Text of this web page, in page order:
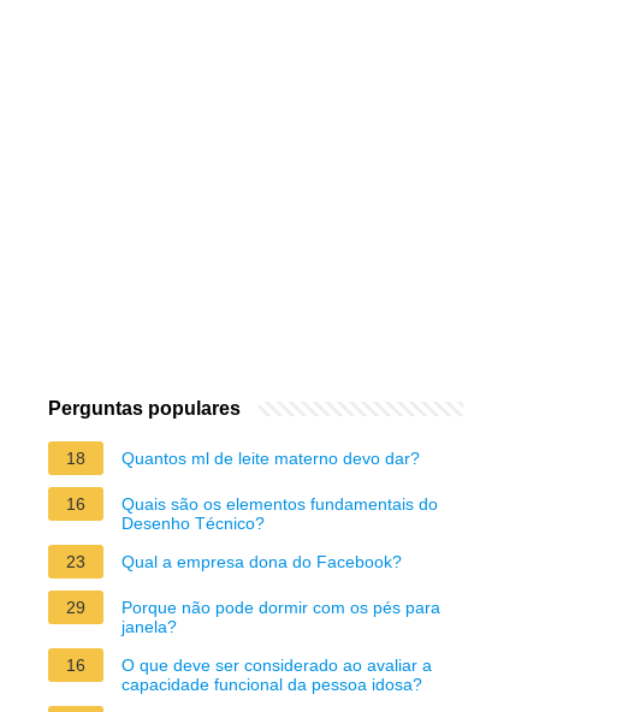
Perguntas populares
18 Quantos ml de leite materno devo dar?
16
Quais são os elementos fundamentais do
Desenho Técnico?
23
Qual a empresa dona do Facebook?
29
Porque não pode dormir com os pés para
janela?
16
O que deve ser considerado ao avaliar a
capacidade funcional da pessoa idosa?